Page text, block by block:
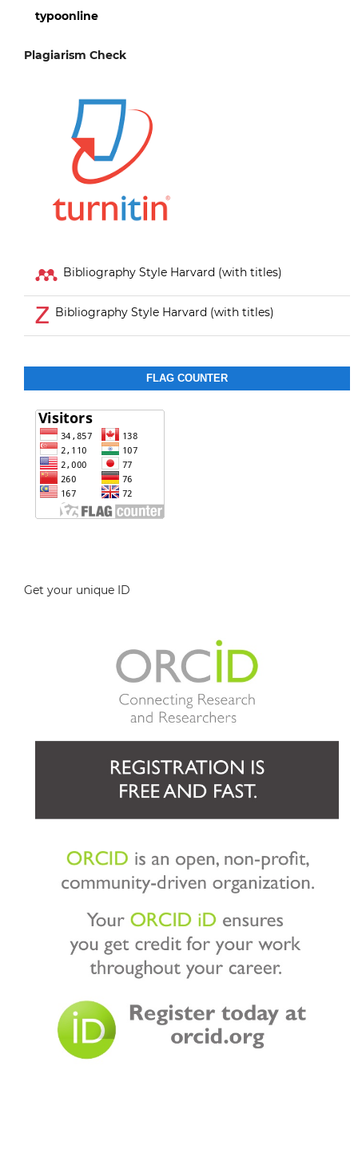
typoonline
Plagiarism Check
Bibliography Style Harvard (with titles)
Bibliography Style Harvard (with titles)
FLAG COUNTER
Get your unique ID